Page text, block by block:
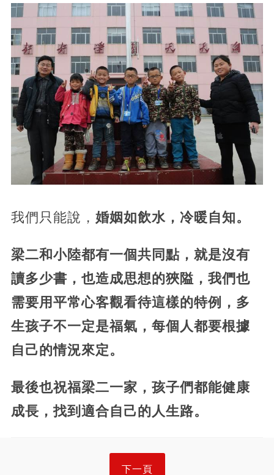
我們只能說， 婚姻如飲水，冷暖自知。
梁二和小陸都有一個共同點，就是沒有
讀多少書，也造成思想的狹隘，我們也
需要用平常心客觀看待這樣的特例，多
生孩子不一定是福氣，每個人都要根據
自己的情況來定。
最後也祝福梁二一家，孩子們都能健康
成長，找到適合自己的人生路。
下一頁